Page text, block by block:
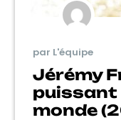
par L'équipe
Jérémy
puissant
monde